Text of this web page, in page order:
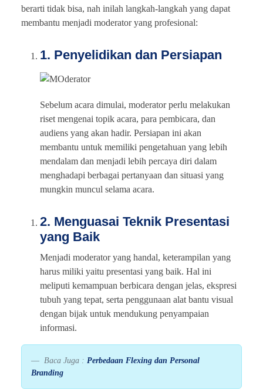
berarti tidak bisa, nah inilah langkah-langkah yang dapat
membantu menjadi moderator yang profesional:
1. Penyelidikan dan Persiapan
Sebelum acara dimulai, moderator perlu melakukan
riset mengenai topik acara, para pembicara, dan
audiens yang akan hadir. Persiapan ini akan
membantu untuk memiliki pengetahuan yang lebih
mendalam dan menjadi lebih percaya diri dalam
menghadapi berbagai pertanyaan dan situasi yang
mungkin muncul selama acara.
2. Menguasai Teknik Presentasi
yang Baik
Menjadi moderator yang handal, keterampilan yang
harus miliki yaitu presentasi yang baik. Hal ini
meliputi kemampuan berbicara dengan jelas, ekspresi
tubuh yang tepat, serta penggunaan alat bantu visual
dengan bijak untuk mendukung penyampaian
informasi.
Baca Juga : Perbedaan Flexing dan Personal
Branding